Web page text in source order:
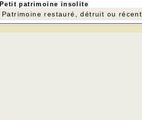
Petit patrimoine insolite
Patrimoine restauré, détruit ou récent